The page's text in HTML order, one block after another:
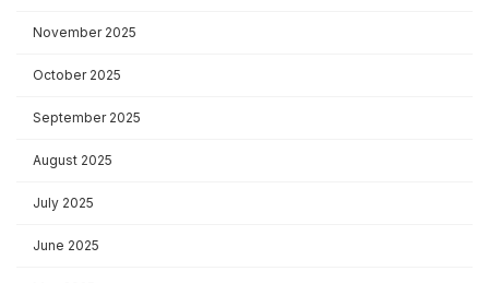
November 2025
October 2025
September 2025
August 2025
July 2025
June 2025